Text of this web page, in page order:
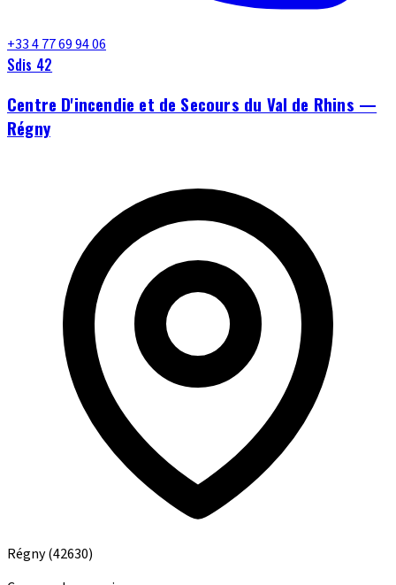
+33 4 77 69 94 06
Sdis 42
Centre D'incendie et de Secours du Val de Rhins —
Régny
Régny(42630)